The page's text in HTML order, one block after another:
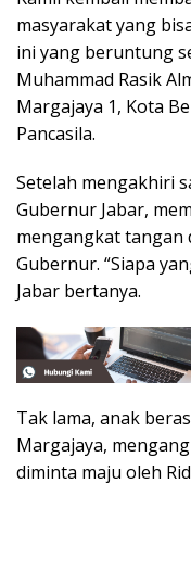
masyarakat yang
ini yang beruntung
Muhammad Rasik
Margajaya 1, Kota
Pancasila.
Setelah mengakhiri
Gubernur Jabar,
mengangkat tangan
Gubernur. “Siapa
Jabar bertanya.
Tak lama, anak
Margajaya,
diminta maju oleh